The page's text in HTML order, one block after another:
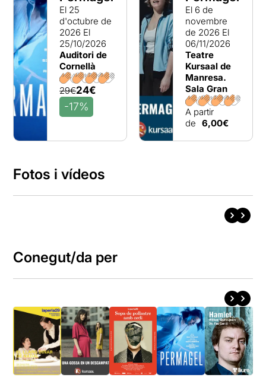
El 25
d'octubre de
2026 El
25/10/2026
Auditori de
Cornellà
29€24€
-17%
El 6 de
novembre
de 2026 El
06/11/2026
Teatre
Kursaal de
Manresa.
Sala Gran
A partir
de 6,00€
Fotos i vídeos
Conegut/da per